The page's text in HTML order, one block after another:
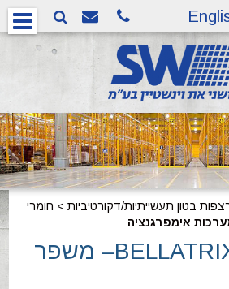
בטון תעשייתיות/דקורטיביות > חומרי
אימפרגנציה
בלאטריקס-BELLATRIX– משפר